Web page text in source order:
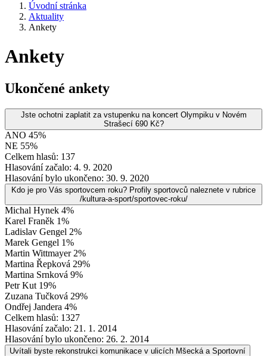
Úvodní stránka
Aktuality
Ankety
Ankety
Ukončené ankety
Jste ochotni zaplatit za vstupenku na koncert Olympiku v Novém
Strašecí 690 Kč?
ANO 45%
NE 55%
Celkem hlasů: 137
Hlasování začalo: 4. 9. 2020
Hlasování bylo ukončeno: 30. 9. 2020
Kdo je pro Vás sportovcem roku? Profily sportovců naleznete v rubrice
/kultura-a-sport/sportovec-roku/
Michal Hynek 4%
Karel Franěk 1%
Ladislav Gengel 2%
Marek Gengel 1%
Martin Wittmayer 2%
Martina Řepková 29%
Martina Srnková 9%
Petr Kut 19%
Zuzana Tučková 29%
Ondřej Jandera 4%
Celkem hlasů: 1327
Hlasování začalo: 21. 1. 2014
Hlasování bylo ukončeno: 26. 2. 2014
Uvítali byste rekonstrukci komunikace v ulicích Mšecká a Sportovní